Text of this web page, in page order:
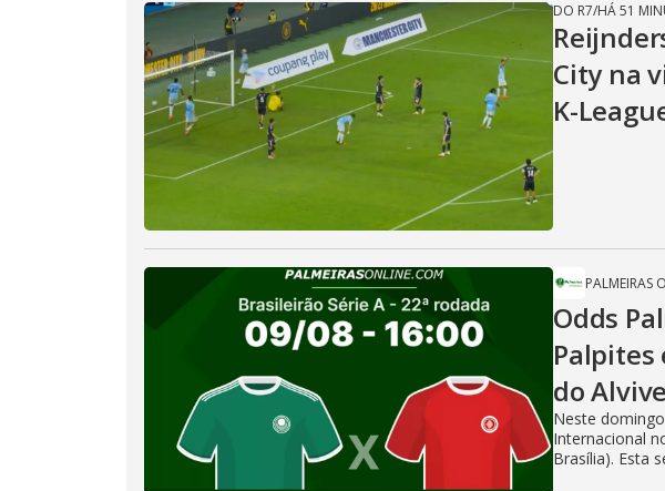
DO R7/HÁ 51
City na
K-
PALMEIRAS
Odds
Palpites
do
Neste
Internacional
Brasília). Esta